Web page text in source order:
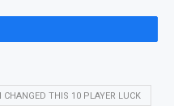
CHANGED THIS 10 PLAYER LUCK